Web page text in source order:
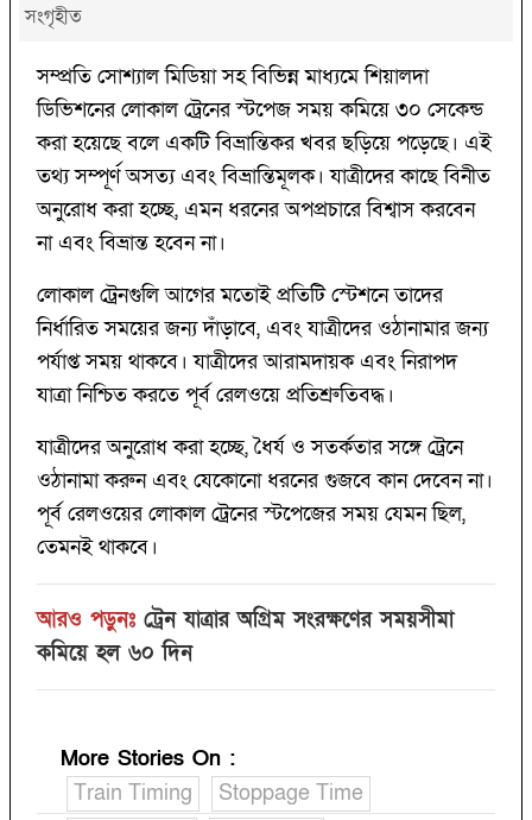
সংগৃহীত
সম্প্রতি সোশ্যাল মিডিয়া সহ বিভিন্ন মাধ্যমে শিয়ালদা
ডিভিশনের লোকাল ট্রেনের স্টপেজ সময় কমিয়ে ৩০ সেকেন্ড
করা হয়েছে বলে একটি বিভ্রান্তিকর খবর ছড়িয়ে পড়েছে। এই
তথ্য সম্পূর্ণ অসত্য এবং বিভ্রান্তিমূলক। যাত্রীদের কাছে বিনীত
অনুরোধ করা হচ্ছে, এমন ধরনের অপপ্রচারে বিশ্বাস করবেন
না এবং বিভ্রান্ত হবেন না।
লোকাল ট্রেনগুলি আগের মতোই প্রতিটি স্টেশনে তাদের
নির্ধারিত সময়ের জন্য দাঁড়াবে, এবং যাত্রীদের ওঠানামার জন্য
পর্যাপ্ত সময় থাকবে। যাত্রীদের আরামদায়ক এবং নিরাপদ
যাত্রা নিশ্চিত করতে পূর্ব রেলওয়ে প্রতিশ্রুতিবদ্ধ।
যাত্রীদের অনুরোধ করা হচ্ছে, ধৈর্য ও সতর্কতার সঙ্গে ট্রেনে
ওঠানামা করুন এবং যেকোনো ধরনের গুজবে কান দেবেন না।
পূর্ব রেলওয়ের লোকাল ট্রেনের স্টপেজের সময় যেমন ছিল,
তেমনই থাকবে।
আরও পড়ুনঃ ট্রেন যাত্রার অগ্রিম সংরক্ষণের সময়সীমা
কমিয়ে হল ৬০ দিন
More Stories On :
Train Timing
Stoppage Time